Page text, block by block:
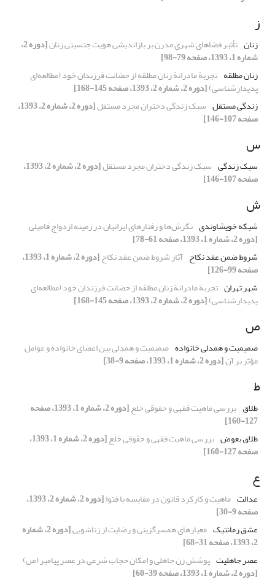
ز
زنان تأثیر فضاهای شهری مدرن بر بازاندیشی هویت جنسیتی زنان [دوره 2،
شماره 1، 1393، صفحه 79-98]
زنان مطلقه تجربة مادرانة زنان مطلقه از حضانت فرزندان خود (مطالعه‌ای
پدیدارشناسی)[دوره 2، شماره 2، 1393، صفحه 145-168]
زندگی مستقل سبک زندگی دختران مجرد مستقل [دوره 2، شماره 2، 1393،
صفحه 107-146]
س
سبک زندگی سبک زندگی دختران مجرد مستقل [دوره 2، شماره 2، 1393،
صفحه 107-146]
ش
شبکه خویشاوندی نگرش‌ها و رفتارهای ایرانیان در زمینه ازدواج فامیلی
[دوره 2، شماره 1، 1393، صفحه 61-78]
شروط ضمن عقد نکاح آثار شروط ضمن عقد نکاح [دوره 2، شماره 1، 1393،
صفحه 99-126]
شهر تهران تجربة مادرانة زنان مطلقه از حضانت فرزندان خود (مطالعه‌ای
پدیدارشناسی)[دوره 2، شماره 2، 1393، صفحه 145-168]
ص
صمیمیت ‌و همدلی خانواده صمیمیت و همدلی بین اعضای خانواده و عوامل
مؤثر بر آن[دوره 2، شماره 1، 1393، صفحه 9-38]
ط
طلاق بررسی ماهیت فقهی و حقوقی خلع [دوره 2، شماره 1، 1393، صفحه
127-160]
طلاق بعوض بررسی ماهیت فقهی و حقوقی خلع [دوره 2، شماره 1، 1393،
صفحه 127-160]
ع
عدالت ماهیت و کارکرد قانون در مقایسه با فتوا [دوره 2، شماره 2، 1393،
صفحه 9-30]
عشق رمانتیک معیارهای همسرگزینی و رضایت از زناشویی [دوره 2، شماره
2، 1393، صفحه 31-68]
عصر جاهلیت پوشش زن جاهلی و امکان حجاب شرعی در عصر پیامبر (ص)
[دوره 2، شماره 1، 1393، صفحه 39-60]